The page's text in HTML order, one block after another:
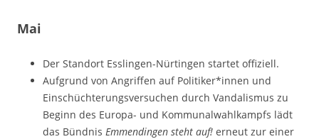
Mai
Der Standort Esslingen-Nürtingen startet offiziell.
Aufgrund von Angriffen auf Politiker*innen und
Einschüchterungsversuchen durch Vandalismus zu
Beginn des Europa- und Kommunalwahlkampfs lädt
das Bündnis Emmendingen steht auf! erneut zur einer